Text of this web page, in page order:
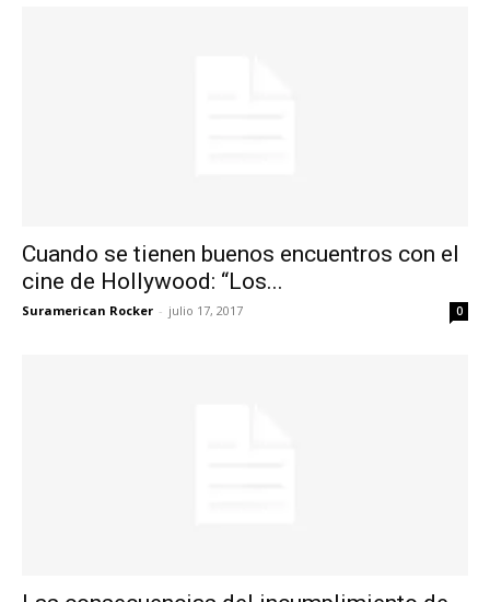
Cuando se tienen buenos encuentros con el
cine de Hollywood: “Los...
Suramerican Rocker - julio 17, 2017 0